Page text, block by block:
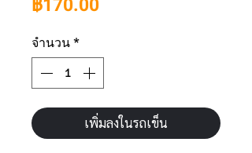
จำนวน *
เพิ่มลงในรถเข็น